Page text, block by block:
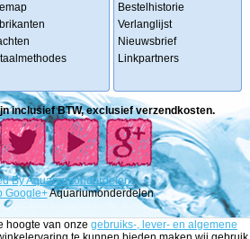
Bestelhistorie
Verlanglijst
Nieuwsbrief
Linkpartners
inclusief BTW, exclusief verzendkosten.
ByAquariumonderdelen.
Google+Aquariumonderdelen
hoogte van onze gebruiks-, lever- en algemene